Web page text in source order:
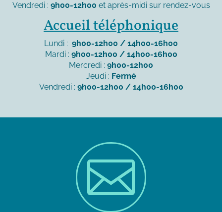
Vendredi : 9h00-12h00 et après-midi sur rendez-vous
Accueil téléphonique
Lundi : 9h00-12h00 / 14h00-16h00
Mardi : 9h00-12h00 / 14h00-16h00
Mercredi : 9h00-12h00
Jeudi : Fermé
Vendredi : 9h00-12h00 / 14h00-16h00
